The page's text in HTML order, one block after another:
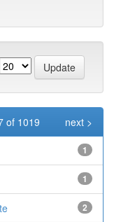
of 1019 next >
1
1
2